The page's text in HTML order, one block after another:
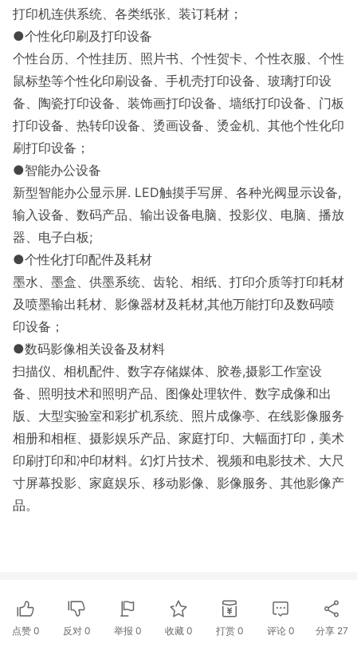
打印机连供系统、各类纸张、装订耗材；
●个性化印刷及打印设备
个性台历、个性挂历、照片书、个性贺卡、个性衣服、个性
鼠标垫等个性化印刷设备、手机壳打印设备、玻璃打印设
备、陶瓷打印设备、装饰画打印设备、墙纸打印设备、门板
打印设备、热转印设备、烫画设备、烫金机、其他个性化印
刷打印设备；
●智能办公设备
新型智能办公显示屏. LED触摸手写屏、各种光阀显示设备,
输入设备、数码产品、输出设备电脑、投影仪、电脑、播放
器、电子白板;
●个性化打印配件及耗材
墨水、墨盒、供墨系统、齿轮、相纸、打印介质等打印耗材
及喷墨输出耗材、影像器材及耗材,其他万能打印及数码喷
印设备；
●数码影像相关设备及材料
扫描仪、相机配件、数字存储媒体、胶卷,摄影工作室设
备、照明技术和照明产品、图像处理软件、数字成像和出
版、大型实验室和彩扩机系统、照片成像亭、在线影像服务
相册和相框、摄影娱乐产品、家庭打印、大幅面打印，美术
印刷打印和冲印材料。幻灯片技术、视频和电影技术、大尺
寸屏幕投影、家庭娱乐、移动影像、影像服务、其他影像产
品。
点赞 0 反对 0 举报 0 收藏 0 打赏 0 评论 0 分享 27